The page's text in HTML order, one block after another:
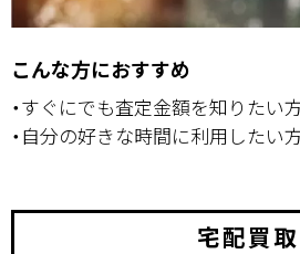
こんな方におすすめ
・すぐにでも査定金額を知りたい
・自分の好きな時間に利用したい
宅配買取